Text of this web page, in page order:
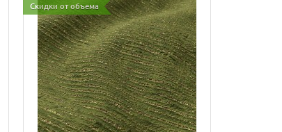
Скидки от объема